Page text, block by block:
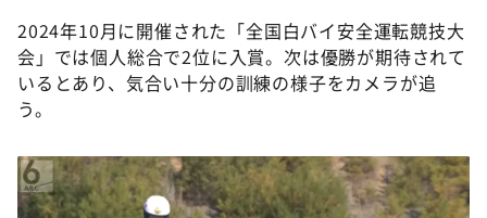
2024年10月に開催された「全国白バイ安全運転競技大
会」では個人総合で2位に入賞。次は優勝が期待されて
いるとあり、気合い十分の訓練の様子をカメラが追
う。